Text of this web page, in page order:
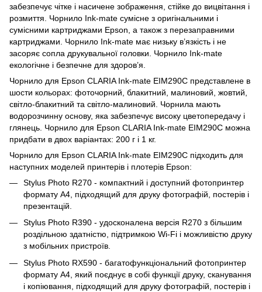
забезпечує чітке і насичене зображення, стійке до вицвітання і
розмиття. Чорнило Ink-mate сумісне з оригінальними і
сумісними картриджами Epson, а також з перезаправними
картриджами. Чорнило Ink-mate має низьку в’язкість і не
засоряє сопла друкувальної головки. Чорнило Ink-mate
екологічне і безпечне для здоров’я.
Чорнило для Epson CLARIA Ink-mate EIM290C представлене в
шости кольорах: фоточорний, блакитний, малиновий, жовтий,
світло-блакитний та світло-малиновий. Чорнила мають
водорозчинну основу, яка забезпечує високу цветопередачу і
глянець. Чорнило для Epson CLARIA Ink-mate EIM290C можна
придбати в двох варіантах: 200 г і 1 кг.
Чорнило для Epson CLARIA Ink-mate EIM290C підходить для
наступних моделей принтерів і плотерів Epson:
Stylus Photo R270 - компактний і доступний фотопринтер
формату A4, підходящий для друку фотографій, постерів і
презентацій.
Stylus Photo R390 - удосконалена версія R270 з більшим
роздільною здатністю, підтримкою Wi-Fi і можливістю друку
з мобільних пристроїв.
Stylus Photo RX590 - багатофункціональний фотопринтер
формату A4, який поєднує в собі функції друку, сканування
і копіювання, підходящий для друку фотографій, постерів і